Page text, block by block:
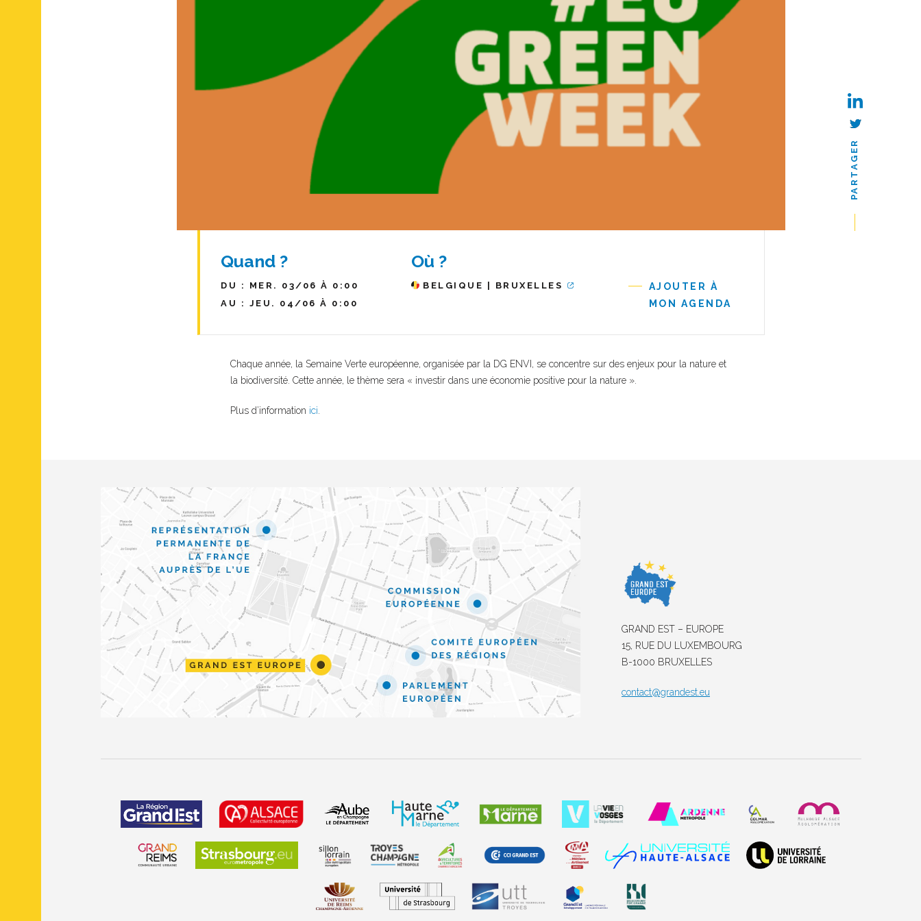
PARTAGER
Quand ?
DU : MER. 03/06 À 0:00
AU : JEU. 04/06 À 0:00
Où ?
BELGIQUE | BRUXELLES
AJOUTER À
MON AGENDA
Chaque année, la Semaine Verte européenne, organisée par la DG ENVI, se concentre sur des enjeux pour la nature et
la biodiversité. Cette année, le thème sera « investir dans une économie positive pour la nature ».
Plus d’information ici.
GRAND EST – EUROPE
15, RUE DU LUXEMBOURG
B-1000 BRUXELLES
contact@grandest.eu